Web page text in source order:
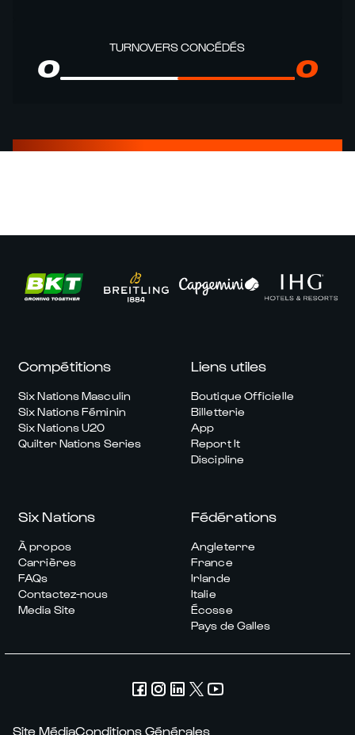
TURNOVERS CONCÉDÉS
0 0
Compétitions
Six Nations Masculin
Six Nations Féminin
Six Nations U20
Quilter Nations Series
Liens utiles
Boutique Officielle
Billetterie
App
Report It
Discipline
Six Nations
À propos
Carrières
FAQs
Contactez-nous
Media Site
Fédérations
Angleterre
France
Irlande
Italie
Écosse
Pays de Galles
Site MédiaConditions Générales